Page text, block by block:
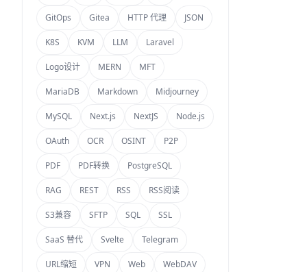
GitOps Gitea HTTP 代理 JSON
K8S KVM LLM Laravel
Logo设计 MERN MFT
MariaDB Markdown Midjourney
MySQL Next.js NextJS Node.js
OAuth OCR OSINT P2P
PDF PDF转换 PostgreSQL
RAG REST RSS RSS阅读
S3兼容 SFTP SQL SSL
SaaS 替代 Svelte Telegram
URL缩短 VPN Web WebDAV